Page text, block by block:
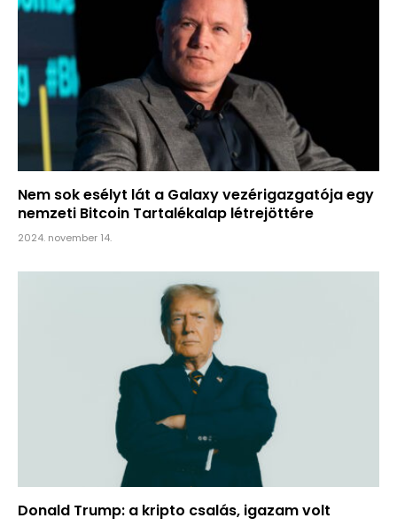
Nem sok esélyt lát a Galaxy vezérigazgatója egy
nemzeti Bitcoin Tartalékalap létrejöttére
2024. november 14.
Donald Trump: a kripto csalás, igazam volt